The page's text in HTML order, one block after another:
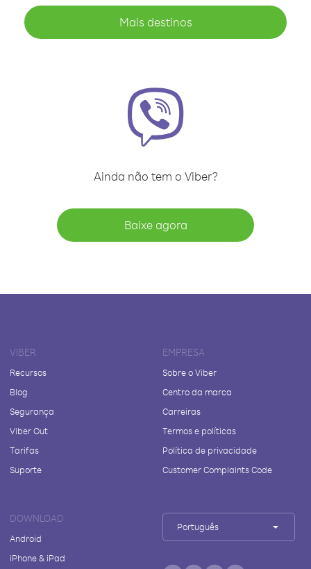
Mais destinos
Ainda não tem o Viber?
Baixe agora
VIBER
Recursos
Blog
Segurança
Viber Out
Tarifas
Suporte
EMPRESA
Sobre o Viber
Centro da marca
Carreiras
Termos e políticas
Política de privacidade
Customer Complaints Code
DOWNLOAD
Android
iPhone & iPad
Português